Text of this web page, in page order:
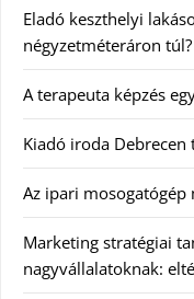
Eladó keszthelyi
négyzetméteráron túl?
A terapeuta képzés
Kiadó iroda
Az ipari
Marketing stratégiai
nagyvállalatoknak: